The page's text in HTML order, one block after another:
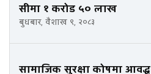
सीमा १ करोड ५० लाख
बुधबार, वैशाख ९, २०८३
सामाजिक सुरक्षा कोषमा आवद्ध